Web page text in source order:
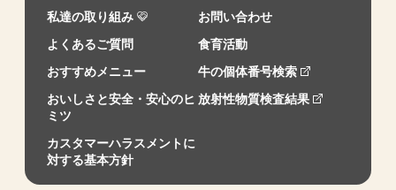
私達の取り組み
お問い合わせ
よくあるご質問
食育活動
おすすめメニュー
牛の個体番号検索
おいしさと安全・安心のヒ
ミツ
放射性物質検査結果
カスタマーハラスメントに
対する基本方針